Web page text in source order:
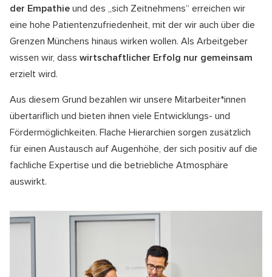
der Empathie und des „sich Zeitnehmens“ erreichen wir
eine hohe Patientenzufriedenheit, mit der wir auch über die
Grenzen Münchens hinaus wirken wollen. Als Arbeitgeber
wissen wir, dass wirtschaftlicher Erfolg nur gemeinsam
erzielt wird.
Aus diesem Grund bezahlen wir unsere Mitarbeiter*innen
übertariflich und bieten ihnen viele Entwicklungs- und
Fördermöglichkeiten. Flache Hierarchien sorgen zusätzlich
für einen Austausch auf Augenhöhe, der sich positiv auf die
fachliche Expertise und die betriebliche Atmosphäre
auswirkt.